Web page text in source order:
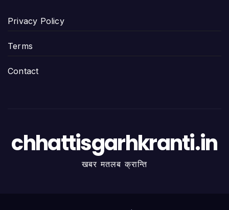
Privacy Policy
Terms
Contact
chhattisgarhkranti.in
खबर मतलब क्रान्ति